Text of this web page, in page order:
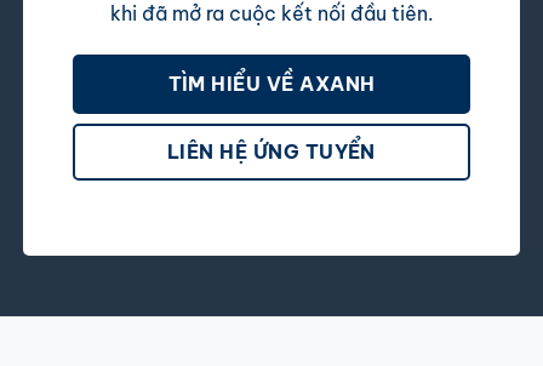
khi đã mở ra cuộc kết nối đầu tiên.
TÌM HIỂU VỀ AXANH
LIÊN HỆ ỨNG TUYỂN